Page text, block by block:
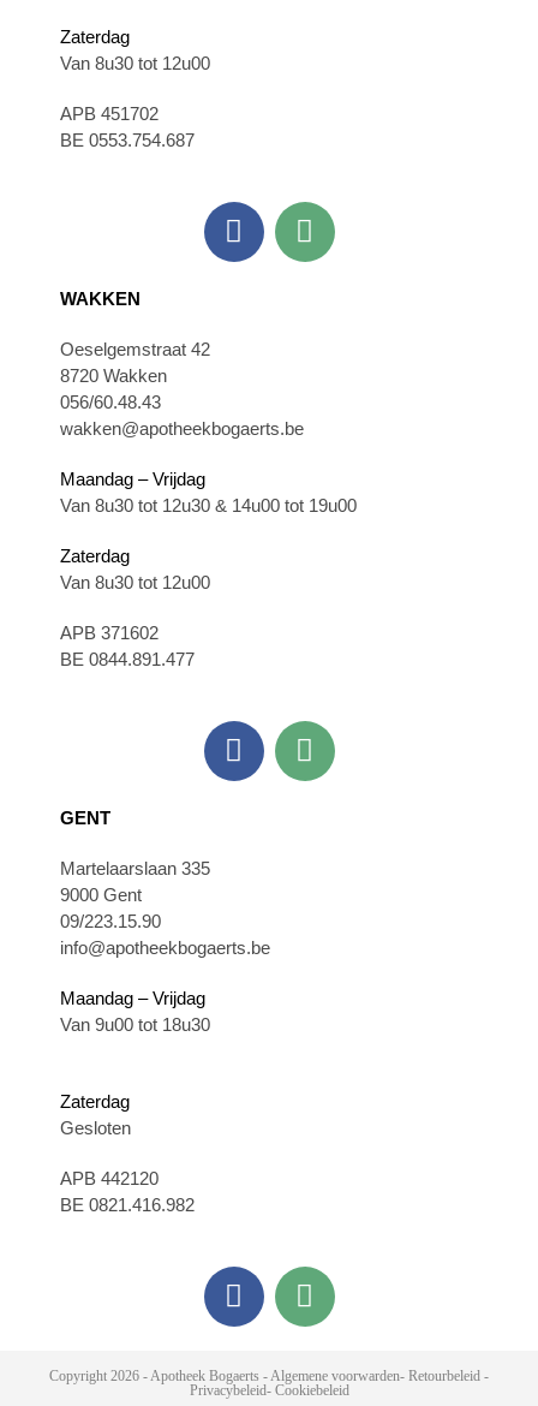
Zaterdag
Van 8u30 tot 12u00
APB 451702
BE 0553.754.687
WAKKEN
Oeselgemstraat 42
8720 Wakken
056/60.48.43
wakken@apotheekbogaerts.be
Maandag – Vrijdag
Van 8u30 tot 12u30 & 14u00 tot 19u00
Zaterdag
Van 8u30 tot 12u00
APB 371602
BE 0844.891.477
GENT
Martelaarslaan 335
9000 Gent
09/223.15.90
info@apotheekbogaerts.be
Maandag – Vrijdag
Van 9u00 tot 18u30
Zaterdag
Gesloten
APB 442120
BE 0821.416.982
Copyright 2026 - Apotheek Bogaerts - Algemene voorwarden- Retourbeleid -
Privacybeleid- Cookiebeleid